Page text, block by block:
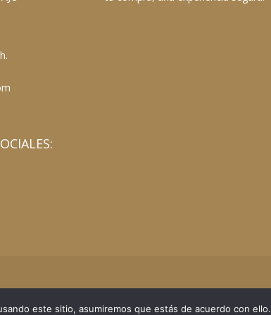
este sitio, asumiremos que estás de acuerdo con ello.